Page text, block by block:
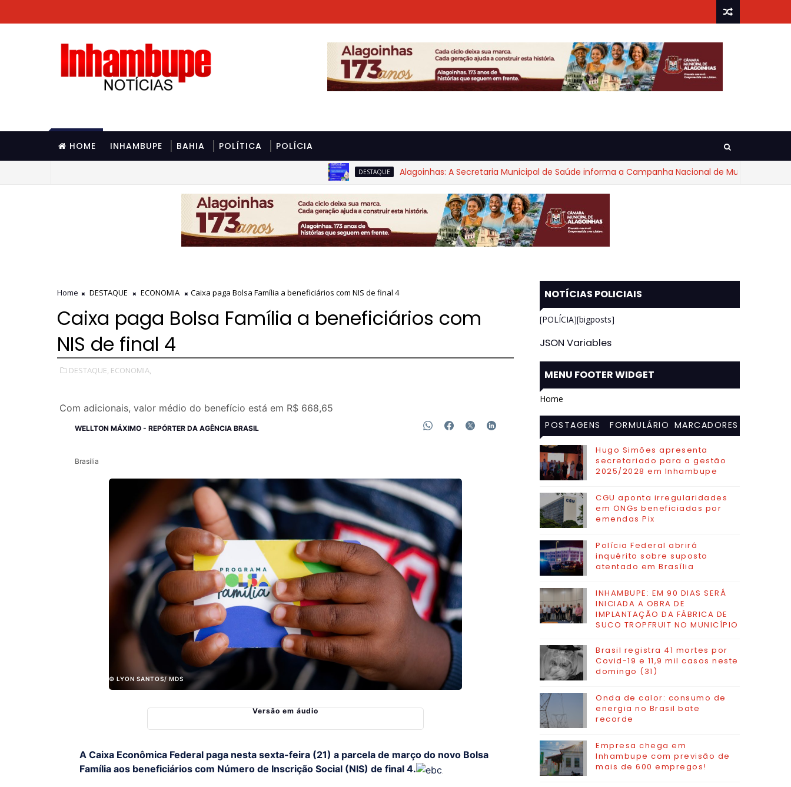
HOME INHAMBUPE BAHIA POLÍTICA POLÍCIA
DESTAQUE Alagoinhas: A Secretaria Municipal de Saúde informa a Campanha Nacional de Multivacinação
Home DESTAQUE ECONOMIA Caixa paga Bolsa Família a beneficiários com NIS de final 4
Caixa paga Bolsa Família a beneficiários com
NIS de final 4
DESTAQUE, ECONOMIA,
Com adicionais, valor médio do benefício está em R$ 668,65
WELLTON MÁXIMO - REPÓRTER DA AGÊNCIA BRASIL
Brasília
© LYON SANTOS/ MDS
Versão em áudio
A Caixa Econômica Federal paga nesta sexta-feira (21) a parcela de março do novo Bolsa
Família aos beneficiários com Número de Inscrição Social (NIS) de final 4.
NOTÍCIAS POLICIAIS
[POLÍCIA][bigposts]
JSON Variables
MENU FOOTER WIDGET
Home
POSTAGENS
MAIS
VISITADAS
FORMULÁRIO MARCADORES
Hugo Simões apresenta
secretariado para a gestão
2025/2028 em Inhambupe
CGU aponta irregularidades
em ONGs beneficiadas por
emendas Pix
Polícia Federal abrirá
inquérito sobre suposto
atentado em Brasília
INHAMBUPE: EM 90 DIAS SERÁ
INICIADA A OBRA DE
IMPLANTAÇÃO DA FÁBRICA DE
SUCO TROPFRUIT NO MUNICÍPIO
Brasil registra 41 mortes por
Covid-19 e 11,9 mil casos neste
domingo (31)
Onda de calor: consumo de
energia no Brasil bate
recorde
Empresa chega em
Inhambupe com previsão de
mais de 600 empregos!